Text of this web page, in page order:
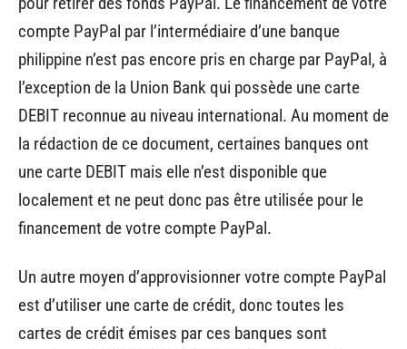
compte PayPal par l’intermédiaire d’une banque
philippine n’est pas encore pris en charge par PayPal, à
l’exception de la Union Bank qui possède une carte
DEBIT reconnue au niveau international. Au moment de
la rédaction de ce document, certaines banques ont
une carte DEBIT mais elle n’est disponible que
localement et ne peut donc pas être utilisée pour le
financement de votre compte PayPal.
Un autre moyen d’approvisionner votre compte PayPal
est d’utiliser une carte de crédit, donc toutes les
cartes de crédit émises par ces banques sont